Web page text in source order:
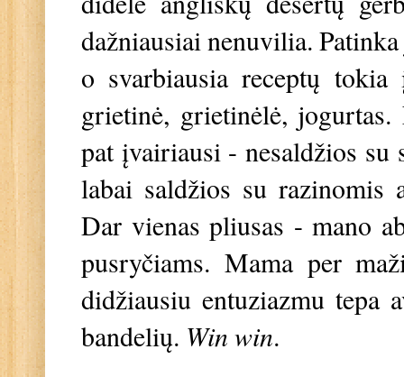
dažniausiai nenuvilia.
o svarbiausia receptų
grietinė, grietinėlė,
pat įvairiausi - nesaldžios
labai saldžios su razinomis
Dar vienas pliusas - mano
pusryčiams. Mama per
didžiausiu entuziazmu tepa
bandelių. Win win.